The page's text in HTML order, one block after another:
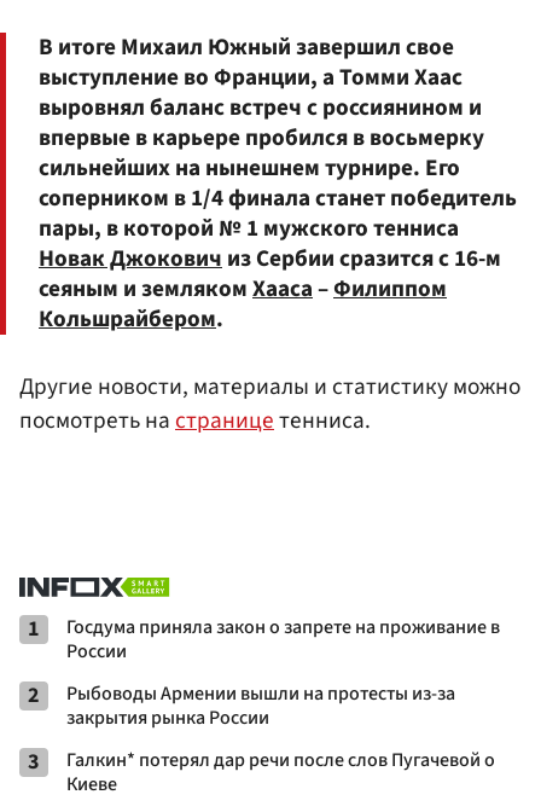
В итоге Михаил Южный завершил свое
выступление во Франции, а Томми Хаас
выровнял баланс встреч с россиянином и
впервые в карьере пробился в восьмерку
сильнейших на нынешнем турнире. Его
соперником в 1/4 финала станет победитель
пары, в которой № 1 мужского тенниса
Новак Джоковичиз Сербии сразится с 16-м
сеяным и землякомХааса–Филиппом
Кольшрайбером.
Другие новости, материалы и статистику можно
посмотреть настраницетенниса.
1
Госдума приняла закон о запрете на проживание в
России
2
Рыбоводы Армении вышли на протесты из-за
закрытия рынка России
3
Галкин* потерял дар речи после слов Пугачевой о
Киеве